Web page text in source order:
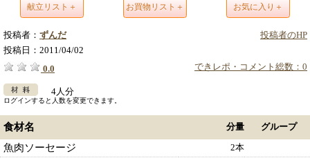
献立リスト＋ お買物リスト＋ お気に入り＋
投稿者のHP
投稿者： ずんだ
投稿日： 2011/04/02
できレポ・コメント総数：0
0.0
4人分
ログインすると人数を変更できます。
食材名 分量 グループ
魚肉ソーセージ 2本